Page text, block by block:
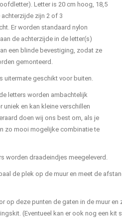
Letter is 20 cm hoog, 18,5
zijn 2 of 3
Er worden standaard nylon
de achterzijde in de letter(s)
een blinde bevestiging, zodat ze
gemonteerd.
uitermate geschikt voor buiten.
letters worden ambachtelijk
uniek en kan kleine verschillen
doen wij ons best om, als je
zo mooi mogelijke combinatie te
worden draadeindjes meegeleverd.
de plek op de muur en meet de
op deze punten de gaten in de muur
(Eventueel kan er ook nog een